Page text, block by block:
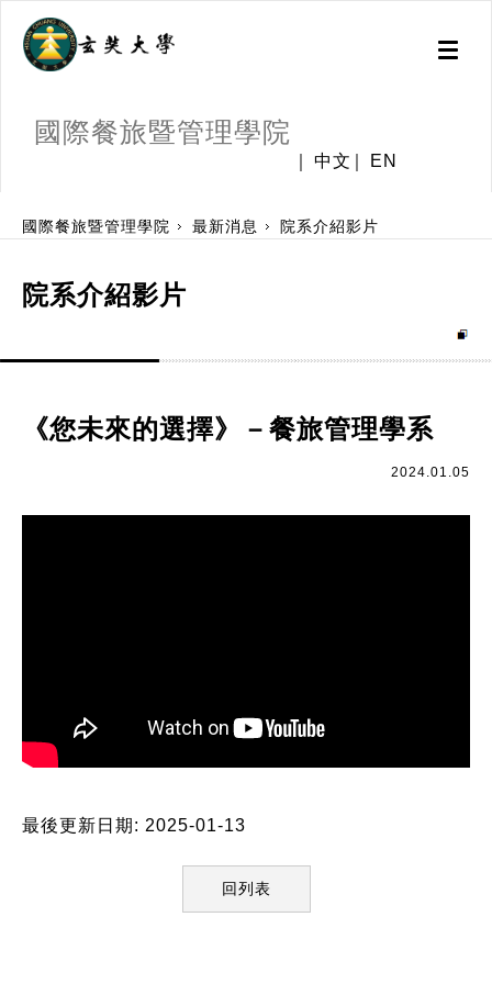
Toggle
國際餐旅暨管理學院
中文 EN
國際餐旅暨管理學院
最新消息 院系介紹影片
院系介紹影片
《您未來的選擇》－餐旅管理學系
2024.01.05
最後更新日期: 2025-01-13
回列表